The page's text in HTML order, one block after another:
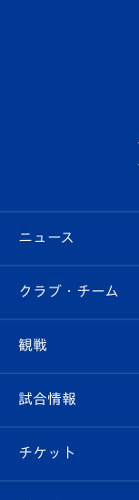
ニュース
すべて
クラブ
試合情報
クラブ・チーム
クラブ概要
エンブレム紹介
観戦
観戦ルール
はじめての観戦
試合情報
試合日程/結果
チケット